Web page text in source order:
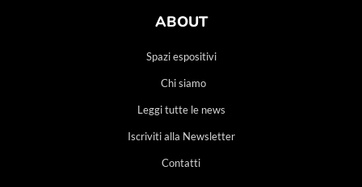
ABOUT
Spazi espositivi
Chi siamo
Leggi tutte le news
Iscriviti alla Newsletter
Contatti